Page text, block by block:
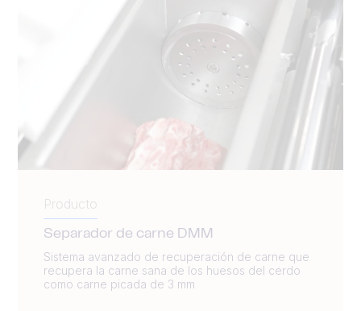
Producto
Separador de carne DMM
Sistema avanzado de recuperación de carne que
recupera la carne sana de los huesos del cerdo
como carne picada de 3 mm